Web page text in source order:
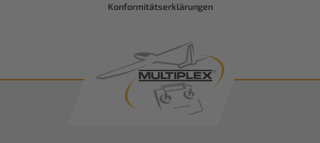
Konformitätserklärungen